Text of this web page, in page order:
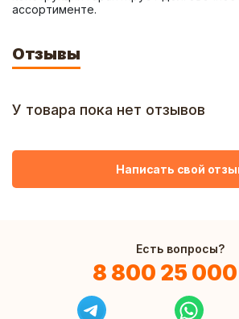
ассортименте.
Отзывы
У товара пока нет отзывов
Написать свой
Есть вопросы?
8 800 25